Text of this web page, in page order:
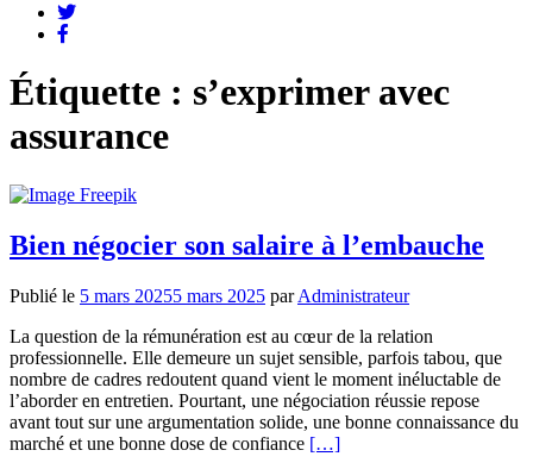
Étiquette : s’exprimer avec
assurance
Bien négocier son salaire à l’embauche
Publié le 5 mars 20255 mars 2025 parAdministrateur
La question de la rémunération est au cœur de la relation
professionnelle. Elle demeure un sujet sensible, parfois tabou, que
nombre de cadres redoutent quand vient le moment inéluctable de
l’aborder en entretien. Pourtant, une négociation réussie repose
avant tout sur une argumentation solide, une bonne connaissance du
marché et une bonne dose de confiance En
[…]